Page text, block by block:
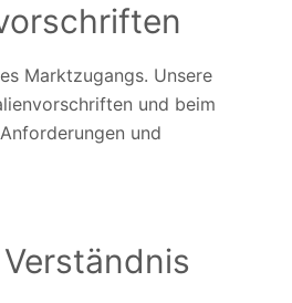
Marktzugangs. Unsere
und beim
und